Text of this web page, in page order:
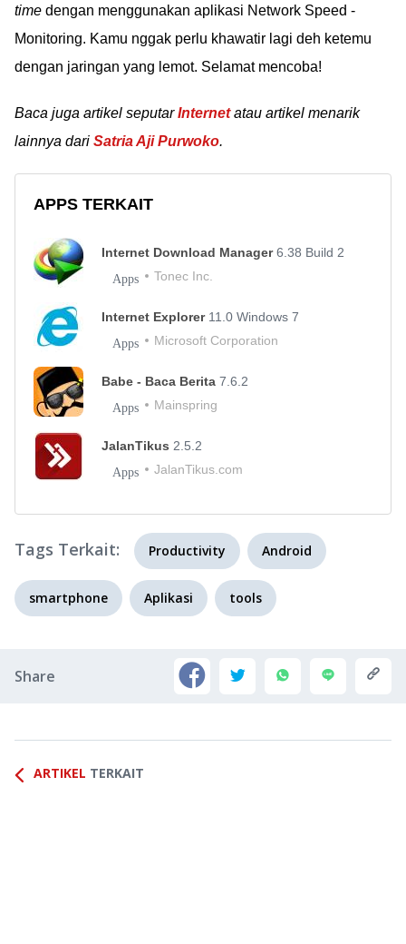
time dengan menggunakan aplikasi Network Speed -
Monitoring. Kamu nggak perlu khawatir lagi deh ketemu
dengan jaringan yang lemot. Selamat mencoba!
Baca juga artikel seputarInternetatau artikel menarik
lainnya dari Satria Aji Purwoko.
APPS TERKAIT
Internet Download Manager6.38 Build 2
Apps Tonec Inc.
Internet Explorer 11.0 Windows 7
Apps Microsoft Corporation
Babe - Baca Berita 7.6.2
Apps Mainspring
JalanTikus 2.5.2
Apps JalanTikus.com
Tags Terkait: Productivity Android
smartphone Aplikasi tools
Share
ARTIKEL TERKAIT